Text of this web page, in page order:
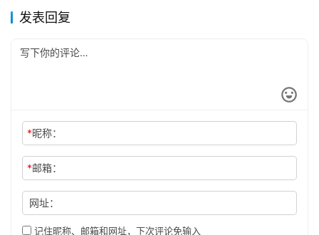
发表回复
*昵称：
*邮箱：
网址：
记住昵称、邮箱和网址，下次评论免输入